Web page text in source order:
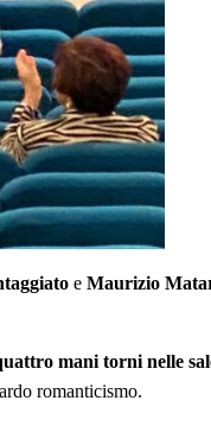
e Maurizio
mani torni nelle
romanticismo.